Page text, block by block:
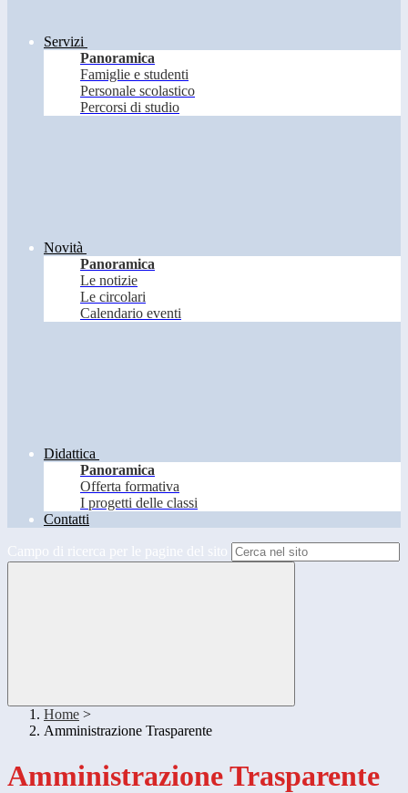
Servizi
Panoramica
Famiglie e studenti
Personale scolastico
Percorsi di studio
Novità
Panoramica
Le notizie
Le circolari
Calendario eventi
Didattica
Panoramica
Offerta formativa
I progetti delle classi
Contatti
Campo di ricerca per le pagine del sito
Home >
Amministrazione Trasparente
Amministrazione Trasparente